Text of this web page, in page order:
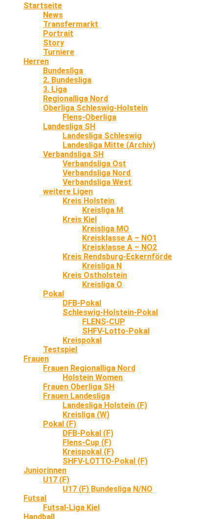
Startseite
News
Transfermarkt
Portrait
Story
Turniere
Herren
Bundesliga
2. Bundesliga
3. Liga
Regionalliga Nord
Oberliga Schleswig-Holstein
Flens-Oberliga
Landesliga SH
Landesliga Schleswig
Landesliga Mitte (Archiv)
Verbandsliga SH
Verbandsliga Ost
Verbandsliga Nord
Verbandsliga West
weitere Ligen
Kreis Holstein
Kreisliga M
Kreis Kiel
Kreisliga MO
Kreisklasse A – NO1
Kreisklasse A – NO2
Kreis Rendsburg-Eckernförde
Kreisliga N
Kreis Ostholstein
Kreisliga O
Pokal
DFB-Pokal
Schleswig-Holstein-Pokal
FLENS-CUP
SHFV-Lotto-Pokal
Kreispokal
Testspiel
Frauen
Frauen Regionalliga Nord
Holstein Women
Frauen Oberliga SH
Frauen Landesliga
Landesliga Holstein (F)
Kreisliga (W)
Pokal (F)
DFB-Pokal (F)
Flens-Cup (F)
Kreispokal (F)
SHFV-LOTTO-Pokal (F)
Juniorinnen
U17 (F)
U17 (F) Bundesliga N/NO
Futsal
Futsal-Liga Kiel
Handball